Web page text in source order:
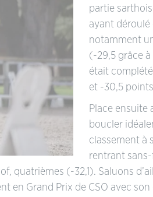
partie
ayant déroulé
notamment
(-29,5 grâce
était
et -30,5
Place ensuite
boucler
classement à
rentrant
quatrièmes (-32,1). Saluons
Grand Prix de CSO avec son